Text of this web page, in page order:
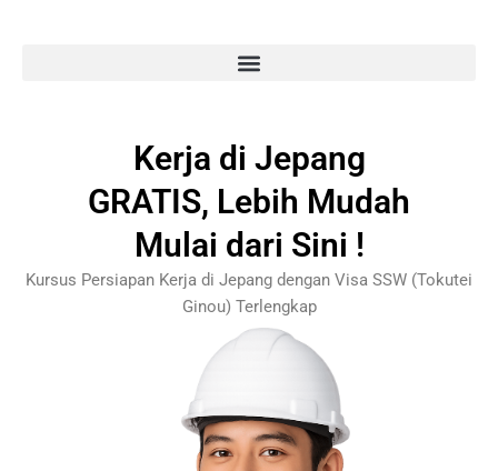
Kerja di Jepang
GRATIS, Lebih Mudah
Mulai dari Sini !
Kursus Persiapan Kerja di Jepang dengan Visa SSW (Tokutei
Ginou) Terlengkap